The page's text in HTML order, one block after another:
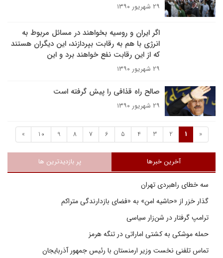
۲۹ شهریور ۱۳۹۰
اگر ایران و روسیه بخواهند در مسائل مربوط به
انرژی با هم به رقابت بپردازند، این دیگران هستند
که از این رقابت نفع خواهند برد و این
۲۹ شهریور ۱۳۹۰
صالح راه قذافی را پیش گرفته است
۲۹ شهریور ۱۳۹۰
«
1
2
3
4
5
6
7
8
9
10
»
آخرین خبرها پر بازدیدترین ها
سه خطای راهبردی تهران
گذار خزر از «حاشیه امن» به «فضای بازدارندگی متراکم
ترامپ گرفتار در شن‌زار سیاسی
حمله موشکی به کشتی اماراتی در تنگه هرمز
تماس تلفنی نخست وزیر ارمنستان با رئیس جمهور آذربایجان